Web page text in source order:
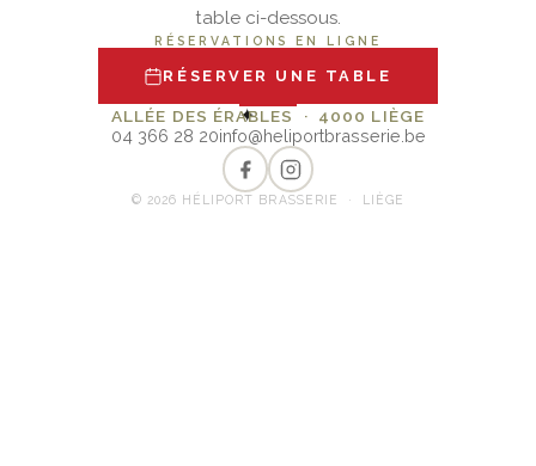
table ci-dessous.
RÉSERVATIONS EN LIGNE
RÉSERVER UNE TABLE
✦
ALLÉE DES ÉRABLES · 4000 LIÈGE
04 366 28 20info@heliportbrasserie.be
© 2026 HÉLIPORT BRASSERIE · LIÈGE